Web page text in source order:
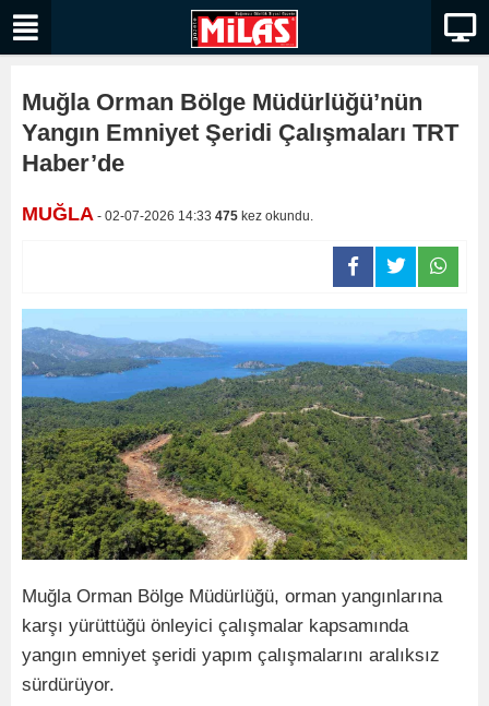
Muğla Orman Bölge Müdürlüğü’nün
Yangın Emniyet Şeridi Çalışmaları TRT
Haber’de
MUĞLA - 02-07-2026 14:33 475 kez okundu.
Muğla Orman Bölge Müdürlüğü, orman yangınlarına
karşı yürüttüğü önleyici çalışmalar kapsamında
yangın emniyet şeridi yapım çalışmalarını aralıksız
sürdürüyor.